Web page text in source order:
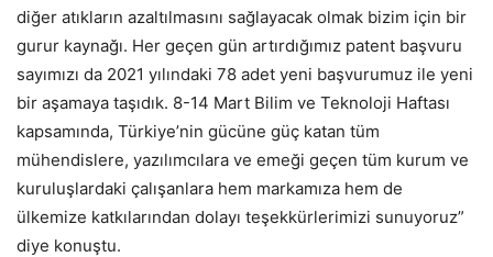
diğer atıkların azaltılmasını sağlayacak olmak bizim için bir
gurur kaynağı. Her geçen gün artırdığımız patent başvuru
sayımızı da 2021 yılındaki 78 adet yeni başvurumuz ile yeni
bir aşamaya taşıdık. 8-14 Mart Bilim ve Teknoloji Haftası
kapsamında, Türkiye’nin gücüne güç katan tüm
mühendislere, yazılımcılara ve emeği geçen tüm kurum ve
kuruluşlardaki çalışanlara hem markamıza hem de
ülkemize katkılarından dolayı teşekkürlerimizi sunuyoruz”
diye konuştu.